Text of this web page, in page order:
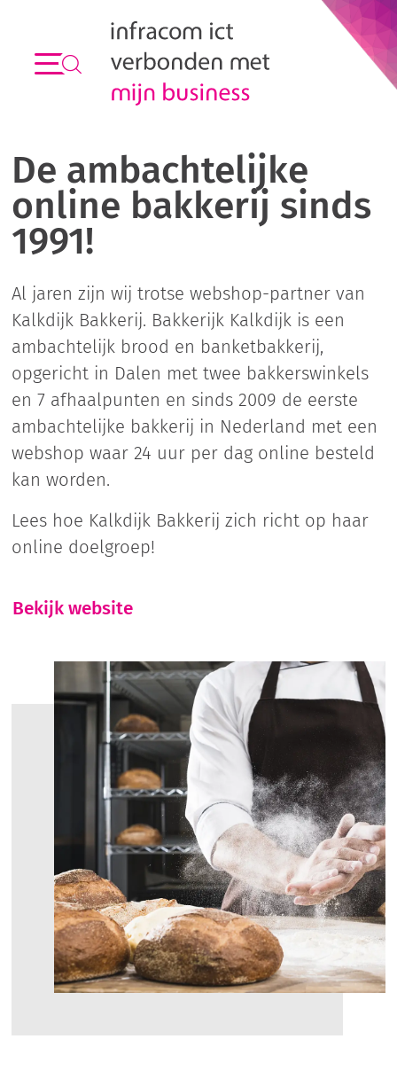
De ambachtelijke
online bakkerij sinds
1991!
Al jaren zijn wij trotse webshop-partner van
Kalkdijk Bakkerij. Bakkerijk Kalkdijk is een
ambachtelijk brood en banketbakkerij,
opgericht in Dalen met twee bakkerswinkels
en 7 afhaalpunten en sinds 2009 de eerste
ambachtelijke bakkerij in Nederland met een
webshop waar 24 uur per dag online besteld
kan worden.
Lees hoe Kalkdijk Bakkerij zich richt op haar
online doelgroep!
Bekijk website